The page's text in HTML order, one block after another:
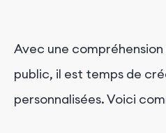
Avec une
public, il est temps de
personnalisées. Voici